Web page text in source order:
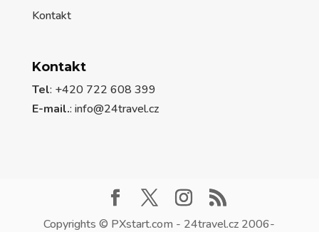
Kontakt
Kontakt
Tel: +420 722 608 399
E-mail.: info@24travel.cz
Copyrights © PXstart.com - 24travel.cz 2006-